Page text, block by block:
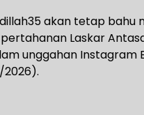
akan tetap bahu
Laskar
unggahan Instagram